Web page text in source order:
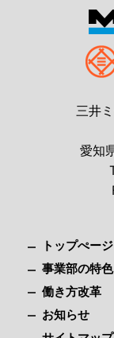
三井
愛知
トップぺージ
事業部の特色
働き方改革
お知らせ